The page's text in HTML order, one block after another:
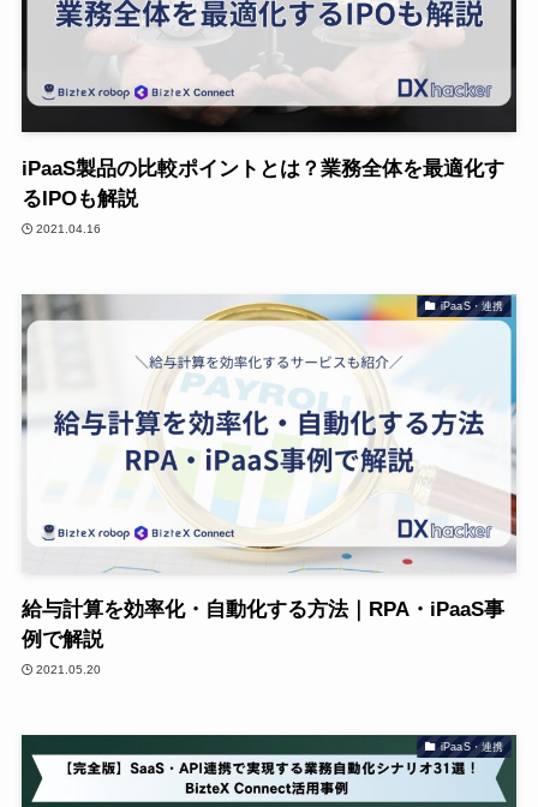
iPaaS製品の比較ポイントとは？業務全体を最適化す
るIPOも解説
2021.04.16
iPaaS・連携
給与計算を効率化・自動化する方法｜RPA・iPaaS事
例で解説
2021.05.20
iPaaS・連携